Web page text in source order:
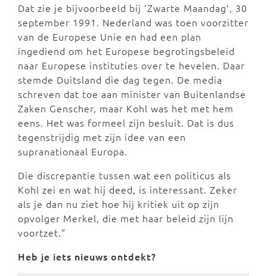
Dat zie je bijvoorbeeld bij ‘Zwarte Maandag’, 30
september 1991. Nederland was toen voorzitter
van de Europese Unie en had een plan
ingediend om het Europese begrotingsbeleid
naar Europese instituties over te hevelen. Daar
stemde Duitsland die dag tegen. De media
schreven dat toe aan minister van Buitenlandse
Zaken Genscher, maar Kohl was het met hem
eens. Het was formeel zijn besluit. Dat is dus
tegenstrijdig met zijn idee van een
supranationaal Europa.
Die discrepantie tussen wat een politicus als
Kohl zei en wat hij deed, is interessant. Zeker
als je dan nu ziet hoe hij kritiek uit op zijn
opvolger Merkel, die met haar beleid zijn lijn
voortzet.”
Heb je iets nieuws ontdekt?